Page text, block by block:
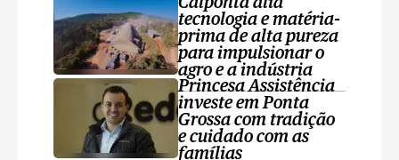
tecnologia e matéria-
prima de alta pureza
para impulsionar o
agro e a indústria
Princesa Assistência
investe em Ponta
Grossa com tradição
e cuidado com as
famílias